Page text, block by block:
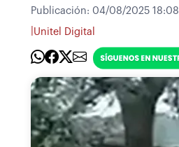
Publicación: 04/08/2025 18:08
Unitel Digital